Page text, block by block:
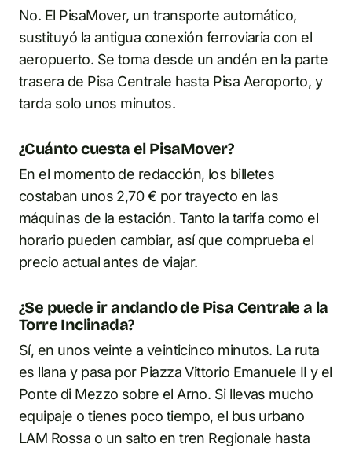
No. El PisaMover, un transporte automático,
sustituyó la antigua conexión ferroviaria con el
aeropuerto. Se toma desde un andén en la parte
trasera de Pisa Centrale hasta Pisa Aeroporto, y
tarda solo unos minutos.
¿Cuánto cuesta el PisaMover?
En el momento de redacción, los billetes
costaban unos 2,70 € por trayecto en las
máquinas de la estación. Tanto la tarifa como el
horario pueden cambiar, así que comprueba el
precio actual antes de viajar.
¿Se puede ir andando de Pisa Centrale a la
Torre Inclinada?
Sí, en unos veinte a veinticinco minutos. La ruta
es llana y pasa por Piazza Vittorio Emanuele II y el
Ponte di Mezzo sobre el Arno. Si llevas mucho
equipaje o tienes poco tiempo, el bus urbano
LAM Rossa o un salto en tren Regionale hasta